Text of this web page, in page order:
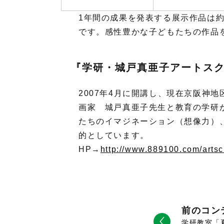
1年間の成果を発表する展示作品は
です。感性豊かな子どもたちの作品
『学研・城戸真亜子アートス
2007年4月に開講し、現在京阪神地
画家 城戸真亜子先生と教育の学研
たちのイマジネーション（想像力
的としています。
HP→ http://www.889100.com/
前のコン